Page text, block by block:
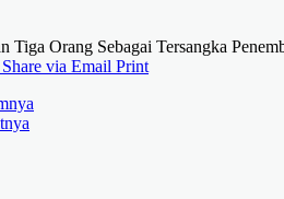
Tiga Orang Sebagai Tersangka
Share via Email Print